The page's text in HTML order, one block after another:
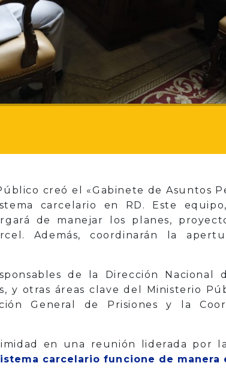
creó el «Gabinete de Asuntos
carcelario en RD. Este
de manejar los planes,
Además, coordinarán la
de la Dirección Nacional
y otras áreas clave del Ministerio
General de Prisiones y la
en una reunión liderada por
carcelario funcione de